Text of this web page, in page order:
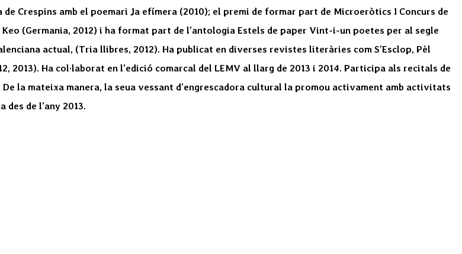
Crespins amb el poemari Ja efímera (2010); el premi de formar part de Microeròtics I Concurs de
(Germania, 2012) i ha format part de l’antologia Estels de paper Vint-i-un poetes per al segle
actual, (Tria llibres, 2012). Ha publicat en diverses revistes literàries com S’Esclop, Pèl
2013). Ha col·laborat en l’edició comarcal del LEMV al llarg de 2013 i 2014. Participa als recitals de
la mateixa manera, la seua vessant d’engrescadora cultural la promou activament amb activitats
de l’any 2013.